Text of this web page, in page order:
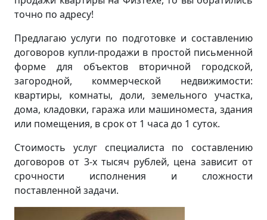
точно по адресу!
Предлагаю услуги по подготовке и составлению
договоров купли-продажи в простой письменной
форме для объектов вторичной городской,
загородной, коммерческой недвижимости:
квартиры, комнаты, доли, земельного участка,
дома, кладовки, гаража или машиноместа, здания
или помещения, в срок от 1 часа до 1 суток.
Стоимость услуг специалиста по составлению
договоров от 3-х тысяч рублей, цена зависит от
срочности исполнения и сложности
поставленной задачи.